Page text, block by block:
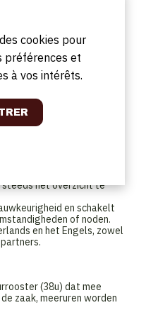
relevante ervaring in het
horeca, idealiter in een
energiek en oprecht
verantwoordelijkheid.
en de maturiteit om
het overzicht te
en schakelt
of noden.
en het Engels, zowel
(38u) dat mee
zaak, meeruren worden
cookies pour
préférences et
à vos intérêts.